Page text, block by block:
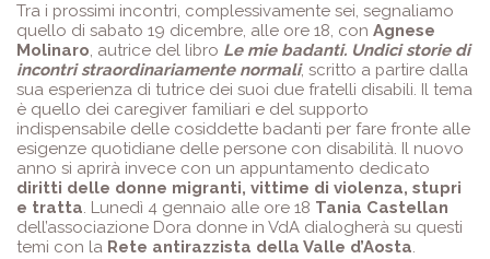
Tra i prossimi incontri, complessivamente sei, segnaliamo
quello di sabato 19 dicembre, alle ore 18, con Agnese
Molinaro, autrice del libro Le mie badanti. Undici storie di
incontri straordinariamente normali, scritto a partire dalla
sua esperienza di tutrice dei suoi due fratelli disabili. Il tema
è quello dei caregiver familiari e del supporto
indispensabile delle cosiddette badanti per fare fronte alle
esigenze quotidiane delle persone con disabilità. Il nuovo
anno si aprirà invece con un appuntamento dedicato
diritti delle donne migranti, vittime di violenza, stupri
e tratta. Lunedì 4 gennaio alle ore 18 Tania Castellan
dell’associazione Dora donne in VdA dialogherà su questi
temi con la Rete antirazzista della Valle d’Aosta.